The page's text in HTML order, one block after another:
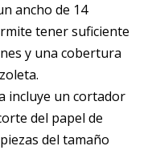
ancho de 14
tener suficiente
y una cobertura
incluye un cortador
del papel de
del tamaño